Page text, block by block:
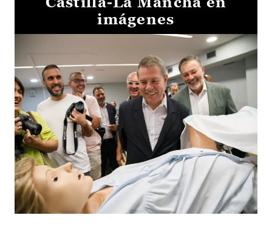
imágenes